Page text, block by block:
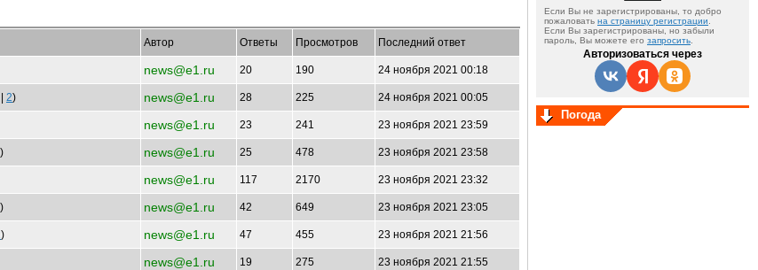
Автор Ответы Просмотров Последний ответ
news@e1.ru 20 190 24 ноября 2021 00:18
2) news@e1.ru 28 225 24 ноября 2021 00:05
news@e1.ru 23 241 23 ноября 2021 23:59
) news@e1.ru 25 478 23 ноября 2021 23:58
news@e1.ru 117 2170 23 ноября 2021 23:32
) news@e1.ru 42 649 23 ноября 2021 23:05
) news@e1.ru 47 455 23 ноября 2021 21:56
news@e1.ru 19 275 23 ноября 2021 21:55
Если Вы не зарегистрированы, то добро
пожаловать на страницу регистрации
Если Вы зарегистрированы, но забыли
пароль, Вы можете его запросить
Авторизоваться через
Погода